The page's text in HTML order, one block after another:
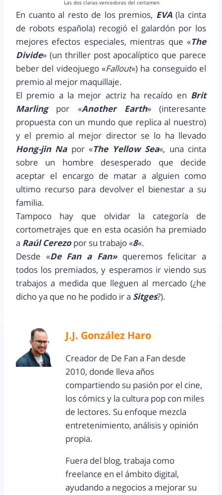
Las dos claras vencedoras del certamen
En cuanto al resto de los premios, EVA(la cinta
de robots española) recogió el galardón por los
mejores efectos especiales, mientras que «The
Divide» (un thriller post apocalíptico que parece
beber del videojuego «Fallout«) ha conseguido el
premio al mejor maquillaje.
El premio a la mejor actriz ha recaído en Brit
Marlingpor «Another Earth» (interesante
propuesta con un mundo que replica al nuestro)
y el premio al mejor director se lo ha llevado
Hong-jin Napor «The Yellow Sea«, una cinta
sobre un hombre desesperado que decide
aceptar el encargo de matar a alguien como
ultimo recurso para devolver el bienestar a su
familia.
Tampoco hay que olvidar la categoría de
cortometrajes que en esta ocasión ha premiado
a Raúl Cerezo por su trabajo «8«.
Desde «De Fan a Fan»queremos felicitar a
todos los premiados, y esperamos ir viendo sus
trabajos a medida que lleguen al mercado (¿he
dicho ya que no he podido ir a Sitges?).
J.J. González Haro
Creador de De Fan a Fan desde
2010, donde lleva años
compartiendo su pasión por el cine,
los cómics y la cultura pop con miles
de lectores. Su enfoque mezcla
entretenimiento, análisis y opinión
propia.
Fuera del blog, trabaja como
freelance en el ámbito digital,
ayudando a negocios a mejorar su